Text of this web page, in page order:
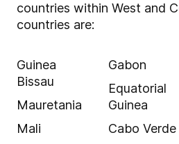
countries within West and
countries are:
Guinea
Bissau
Mauretania
Mali
Gabon
Equatorial
Guinea
Cabo Verde